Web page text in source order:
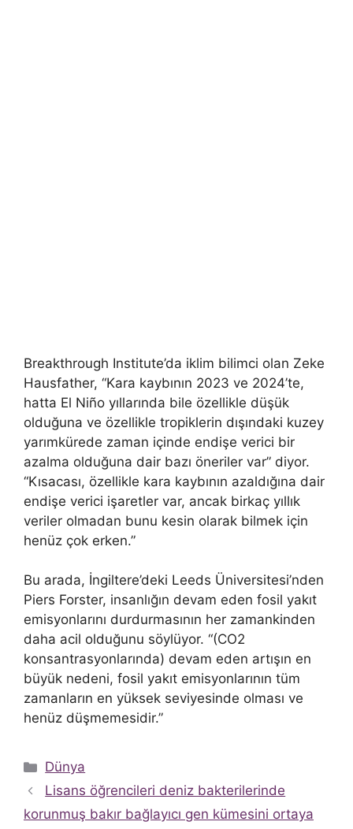
Breakthrough Institute’da iklim bilimci olan Zeke
Hausfather, “Kara kaybının 2023 ve 2024’te,
hatta El Niño yıllarında bile özellikle düşük
olduğuna ve özellikle tropiklerin dışındaki kuzey
yarımkürede zaman içinde endişe verici bir
azalma olduğuna dair bazı öneriler var” diyor.
“Kısacası, özellikle kara kaybının azaldığına dair
endişe verici işaretler var, ancak birkaç yıllık
veriler olmadan bunu kesin olarak bilmek için
henüz çok erken.”
Bu arada, İngiltere’deki Leeds Üniversitesi’nden
Piers Forster, insanlığın devam eden fosil yakıt
emisyonlarını durdurmasının her zamankinden
daha acil olduğunu söylüyor. “(CO2
konsantrasyonlarında) devam eden artışın en
büyük nedeni, fosil yakıt emisyonlarının tüm
zamanların en yüksek seviyesinde olması ve
henüz düşmemesidir.”
Kategoriler
Dünya
Lisans öğrencileri deniz bakterilerinde
korunmuş bakır bağlayıcı gen kümesini ortaya